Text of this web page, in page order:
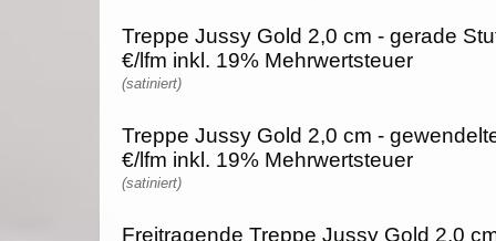
Treppe Jussy Gold 2,0 cm - gerade
€/lfm inkl. 19% Mehrwertsteuer
(satiniert)
Treppe Jussy Gold 2,0 cm -
€/lfm inkl. 19% Mehrwertsteuer
(satiniert)
Freitragende Treppe Jussy Gold 2,0